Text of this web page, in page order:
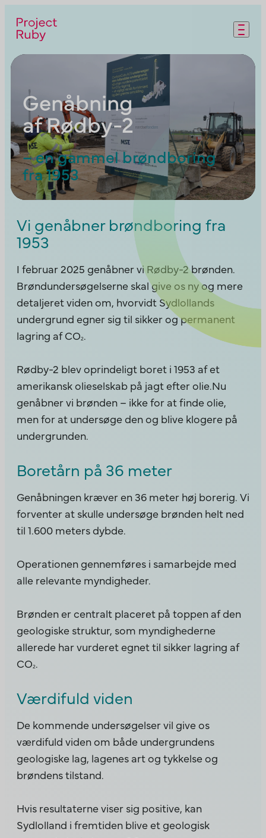
Genåbning
af Rødby-2
– en gammel brøndboring
fra 1953
Vi genåbner brøndboring fra
1953
I februar 2025 genåbner vi Rødby-2 brønden.
Brøndundersøgelserne skal give os ny og mere
detaljeret viden om, hvorvidt Sydlollands
undergrund egner sig til sikker og permanent
lagring af CO2.
Rødby-2 blev oprindeligt boret i 1953 af et
amerikansk olieselskab på jagt efter olie.Nu
genåbner vi brønden – ikke for at finde olie,
men for at undersøge den og blive klogere på
undergrunden.
Boretårn på 36 meter
Genåbningen kræver en 36 meter høj borerig. Vi
forventer at skulle undersøge brønden helt ned
til 1.600 meters dybde.
Operationen gennemføres i samarbejde med
alle relevante myndigheder.
Brønden er centralt placeret på toppen af den
geologiske struktur, som myndighederne
allerede har vurderet egnet til sikker lagring af
CO2.
Værdifuld viden
De kommende undersøgelser vil give os
værdifuld viden om både undergrundens
geologiske lag, lagenes art og tykkelse og
brøndens tilstand.
Hvis resultaterne viser sig positive, kan
Sydlolland i fremtiden blive et geologisk